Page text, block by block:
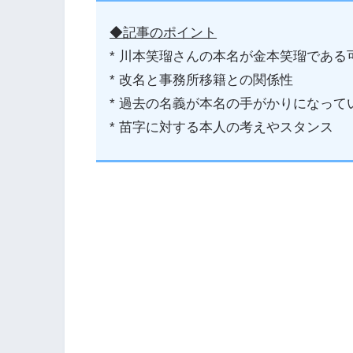
◆記事のポイント
* 川本笑瑠さんの本名が金本笑瑠である
* 改名と事務所移籍との関係性
* 過去の名義が本名の手がかりになって
* 苗字に対する本人の考えやスタンス